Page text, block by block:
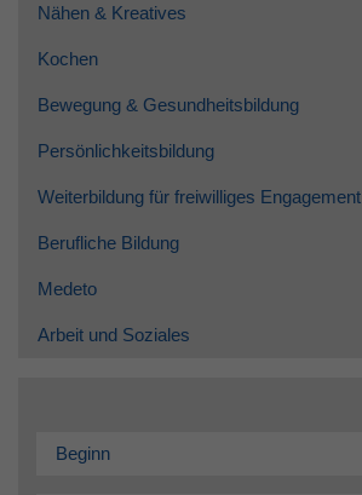
Nähen & Kreatives
Kochen
Bewegung & Gesundheitsbildung
Persönlichkeitsbildung
Weiterbildung für freiwilliges Engagement
Berufliche Bildung
Medeto
Arbeit und Soziales
Beginn